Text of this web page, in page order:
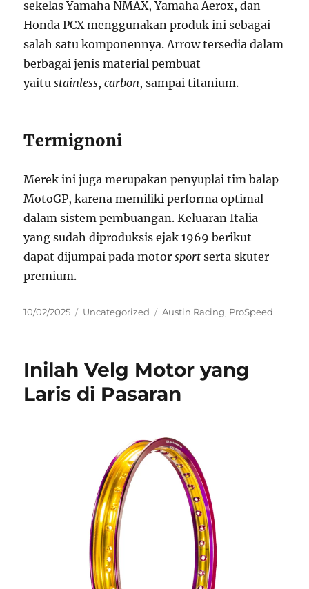
sekelas Yamaha NMAX, Yamaha Aerox, dan
Honda PCX menggunakan produk ini sebagai
salah satu komponennya. Arrow tersedia dalam
berbagai jenis material pembuat
yaitustainless,carbon, sampai titanium.
Termignoni
Merek ini juga merupakan penyuplai tim balap
MotoGP, karena memiliki performa optimal
dalam sistem pembuangan. Keluaran Italia
yang sudah diproduksis ejak 1969 berikut
dapat dijumpai pada motorsportserta skuter
premium.
P
o
10/02/2025
C
g
o
r
Uncategorized
T
Austin Racing, ProSpeed
Inilah Velg Motor yang
Laris di Pasaran